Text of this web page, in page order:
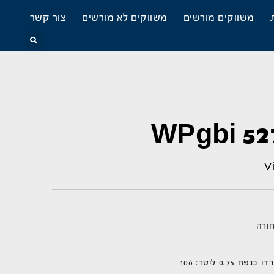
משווקים מורשים משווקים לא מורשים צור קשר
ליטר: 106